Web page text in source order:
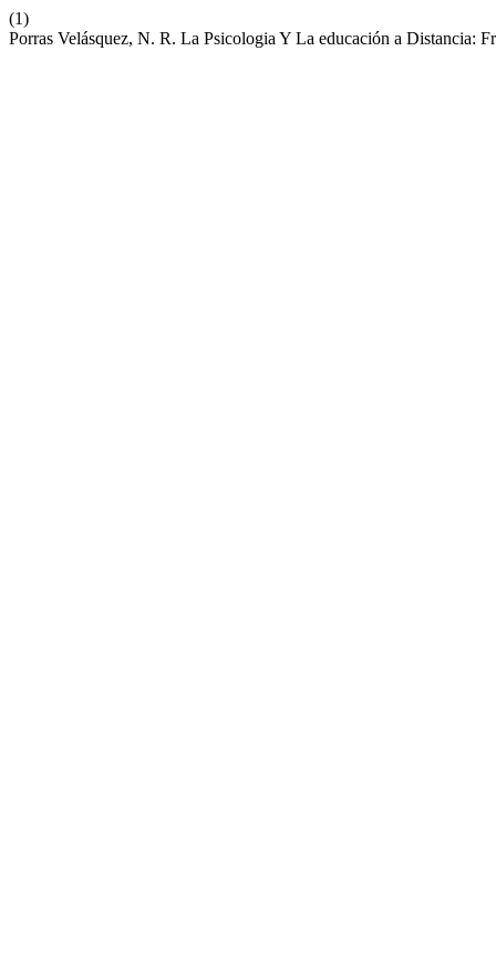
(1)
Porras Velásquez, N. R. La Psicologia Y La educación a Distancia: